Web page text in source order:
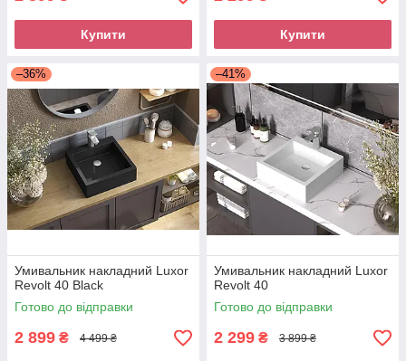
Купити Купити
–36%
Умивальник накладний Luxor
Revolt 40 Black
Готово до відправки
2 899 ₴ 4 499 ₴
–41%
Умивальник накладний Luxor
Revolt 40
Готово до відправки
2 299 ₴ 3 899 ₴